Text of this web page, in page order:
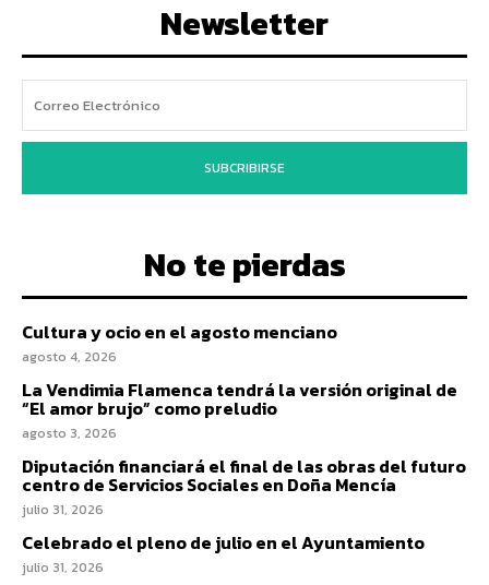
Newsletter
SUBCRIBIRSE
No te pierdas
Cultura y ocio en el agosto menciano
agosto 4, 2026
La Vendimia Flamenca tendrá la versión original de
“El amor brujo” como preludio
agosto 3, 2026
Diputación financiará el final de las obras del futuro
centro de Servicios Sociales en Doña Mencía
julio 31, 2026
Celebrado el pleno de julio en el Ayuntamiento
julio 31, 2026